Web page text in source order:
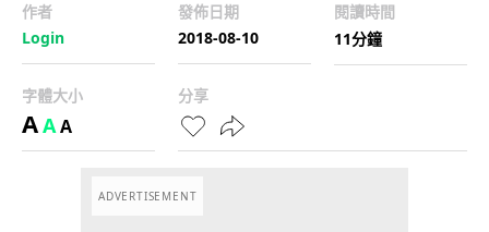
作者
Login
發佈日期
2018-08-10
閱讀時間
11分鐘
字體大小
AAA
分享
ADVERTISEMENT